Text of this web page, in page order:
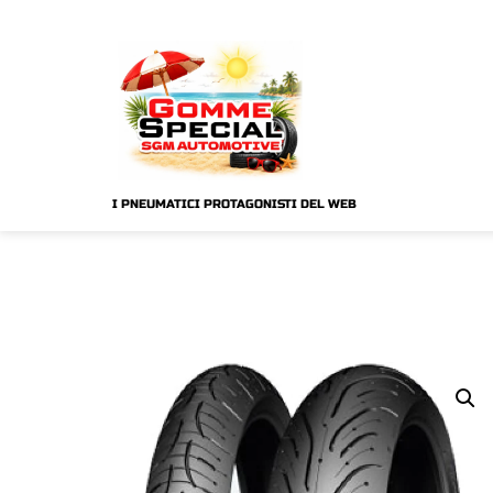
I PNEUMATICI PROTAGONISTI DEL WEB